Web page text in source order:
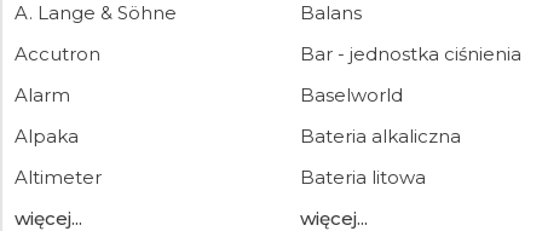
A. Lange & Söhne
Accutron
Alarm
Alpaka
Altimeter
więcej...
Balans
Bar - jednostka ciśnienia
Baselworld
Bateria alkaliczna
Bateria litowa
więcej...